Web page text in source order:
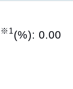
※1(%): 0.00